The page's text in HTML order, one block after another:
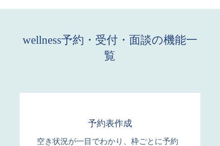
wellness予約・受付・面談の機能一
覧
予約表作成
空き状況が一目でわかり、枠ごとに予約